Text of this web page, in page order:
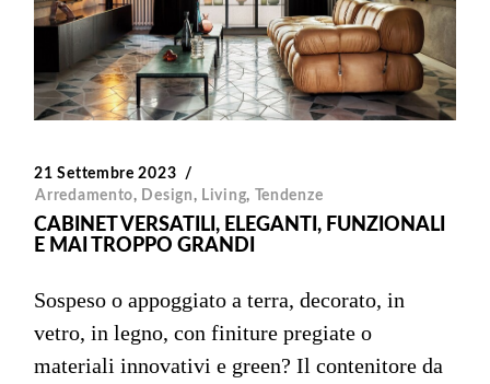
21 Settembre 2023
Arredamento, Design, Living, Tendenze
CABINET VERSATILI, ELEGANTI, FUNZIONALI
E MAI TROPPO GRANDI
Sospeso o appoggiato a terra, decorato, in
vetro, in legno, con finiture pregiate o
materiali innovativi e green? Il contenitore da